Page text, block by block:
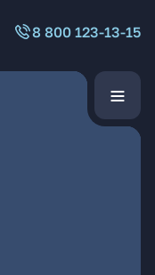
8 800 123-13-15